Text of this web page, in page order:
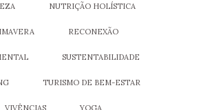
NUTRIÇÃO HOLÍSTICA
RECONEXÃO
SUSTENTABILIDADE
TURISMO DE BEM-ESTAR
VIVÊNCIAS YOGA